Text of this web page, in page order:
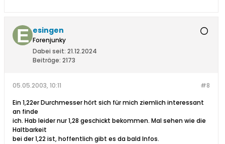
esingen
Forenjunky
Dabei seit: 21.12.2024
Beiträge: 2173
#8
05.05.2003, 10:11
Ein 1,22er Durchmesser hört sich für mich ziemlich interessant
an finde
ich. Hab leider nur 1,28 geschickt bekommen. Mal sehen wie die
Haltbarkeit
bei der 1,22 ist, hoffentlich gibt es da bald Infos.